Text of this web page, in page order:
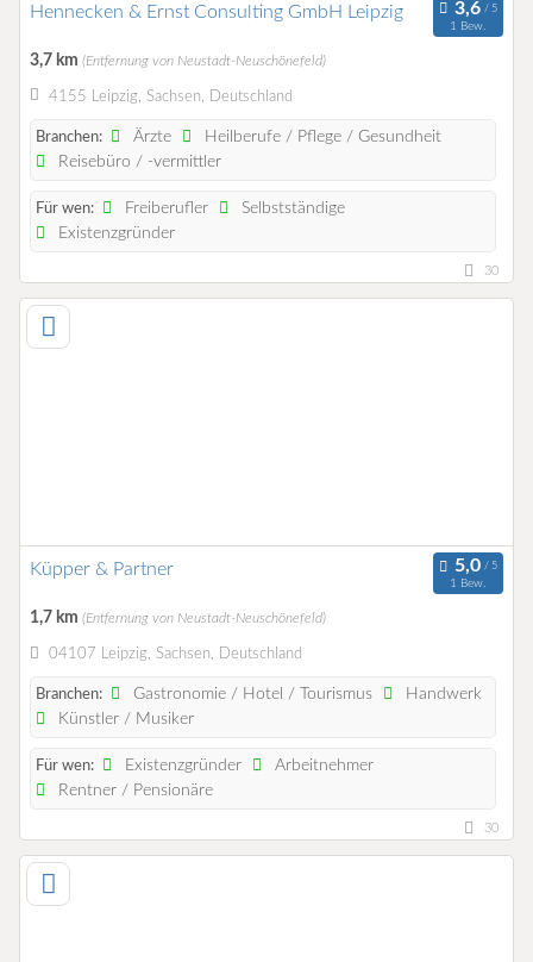
Hennecken & Ernst Consulting GmbH Leipzig
1 Bew.
3,7 km (Entfernung von Neustadt-Neuschönefeld)
4155 Leipzig, Sachsen, Deutschland
Branchen: Ärzte
Heilberufe / Pflege / Gesundheit
Reisebüro / -vermittler
Für wen: Freiberufler
Selbstständige
Existenzgründer
30
Küpper & Partner
1 Bew.
1,7 km (Entfernung von Neustadt-Neuschönefeld)
04107 Leipzig, Sachsen, Deutschland
Branchen: Gastronomie / Hotel / Tourismus
Handwerk
Künstler / Musiker
Für wen: Existenzgründer
Arbeitnehmer
Rentner / Pensionäre
30